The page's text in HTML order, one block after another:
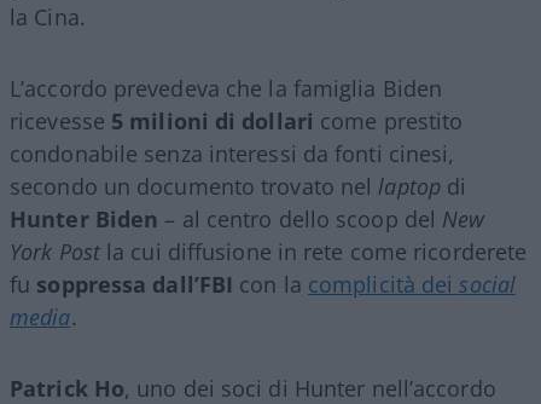
la Cina.
L’accordo prevedeva che la famiglia Biden
ricevesse 5 milioni di dollari come prestito
condonabile senza interessi da fonti cinesi,
secondo un documento trovato nel laptopdi
Hunter Biden – al centro dello scoop del New
York Postla cui diffusione in rete come ricorderete
fu soppressa dall’FBI con la complicità deisocial
media.
Patrick Ho, uno dei soci di Hunter nell’accordo